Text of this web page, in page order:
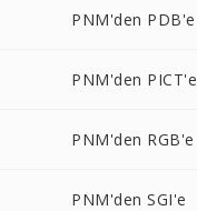
PNM'den PDB'e
PNM'den PICT'e
PNM'den RGB'e
PNM'den SGI'e